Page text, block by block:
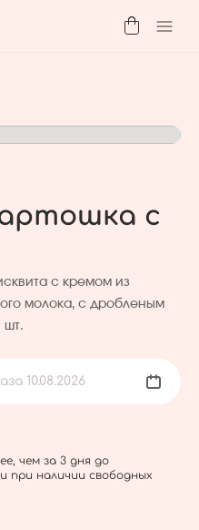
с
с кремом из
молока, с дробленым
шт.
10.08.2026
чем за 3 дня до
при наличии свободных